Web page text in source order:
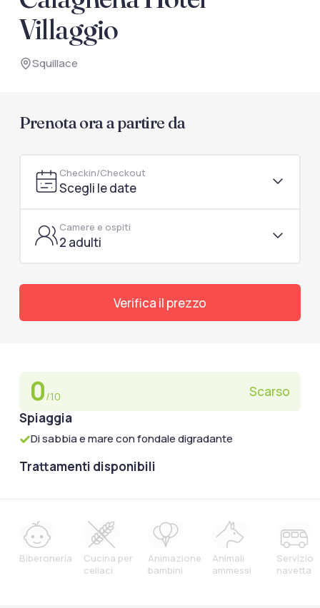
documenti di viaggio.
Accedi / Registrati
Villaggio
Squillace
Prenota ora a partire da
Checkin/Checkout
Scegli le date
Camere e ospiti
2 adulti
Verifica il prezzo
0/10
Scarso
Spiaggia
Di sabbia e mare con fondale digradante
Trattamenti disponibili
Biberoneria
Cucina per
celiaci
Animazione
bambini
Animali
ammessi
Servizio
navetta